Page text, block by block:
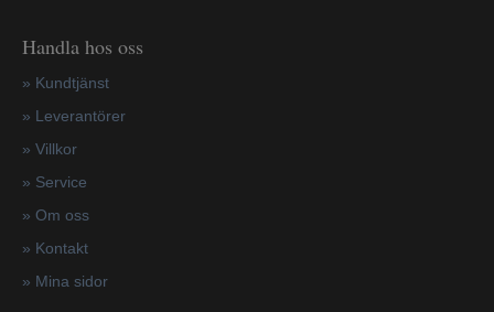
Handla hos oss
» Kundtjänst
» Leverantörer
» Villkor
» Service
» Om oss
» Kontakt
» Mina sidor